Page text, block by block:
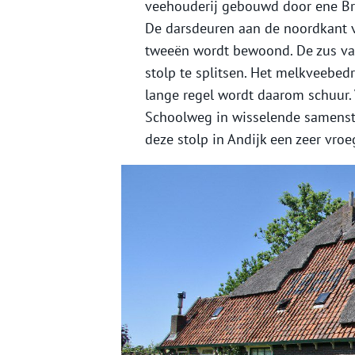
veehouderij gebouwd door ene
De darsdeuren aan de
tweeën wordt bewoond. De zus
stolp te splitsen. Het
lange regel wordt daarom
Schoolweg in wisselende
deze stolp in Andijk een zeer